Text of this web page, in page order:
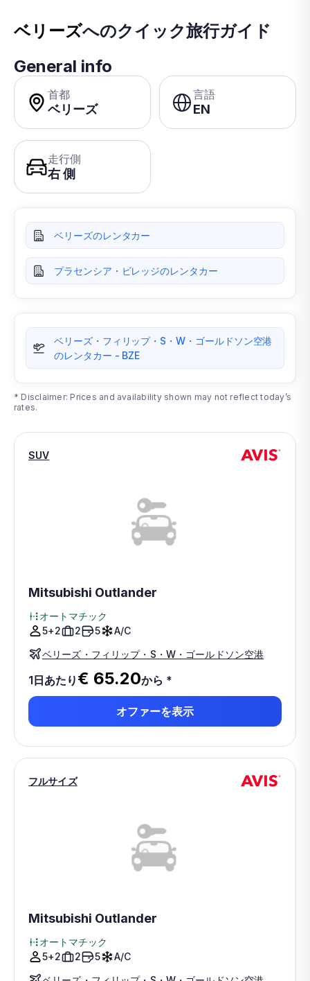
ベリーズへのクイック旅行ガイド
General info
首都
ベリーズ
言語
EN
走行側
右 側
ベリーズのレンタカー
プラセンシア・ビレッジのレンタカー
ベリーズ・フィリップ・S・W・ゴールドソン空港
のレンタカー - BZE
* Disclaimer: Prices and availability shown may not reflect today’s
rates.
SUV
Mitsubishi Outlander
オートマチック
5+2
2 5
A/C
ベリーズ・フィリップ・S・W・ゴールドソン空港
1日あたり € 65.20から *
オファーを表示
フルサイズ
Mitsubishi Outlander
オートマチック
5+2
2 5
A/C